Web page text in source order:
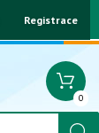
Registrace
0